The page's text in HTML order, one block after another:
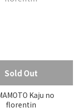
Sold Out
Kaju no
florentin